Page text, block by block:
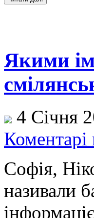
Якими
4 Січня
Коментарі
Софія,
називали